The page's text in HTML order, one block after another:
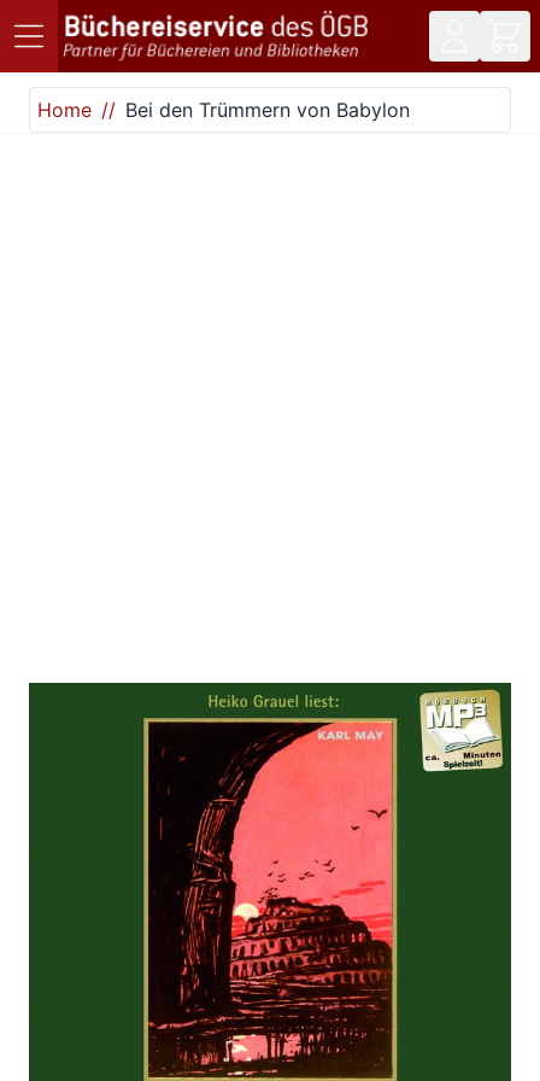
Direkt zum Inhalt
Home
Bei den Trümmern von Babylon
Bei den Trümmern von Babylon
Zur Wunschliste hinzufügen
Roman mp3-Hörbuch, Band 27 der Gesammelten
Werke Gelesen von Heiko Grauel
Verlag: Karl-May-Verlag 01.06.2026